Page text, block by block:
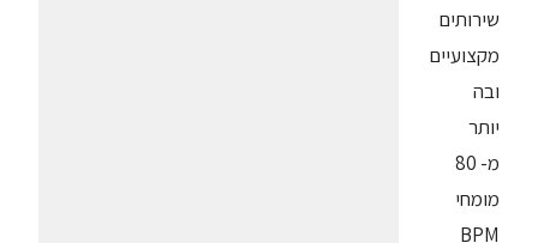
שירותים
מקצועיים
ובה
יותר
מ- 80
מומחי
BPM